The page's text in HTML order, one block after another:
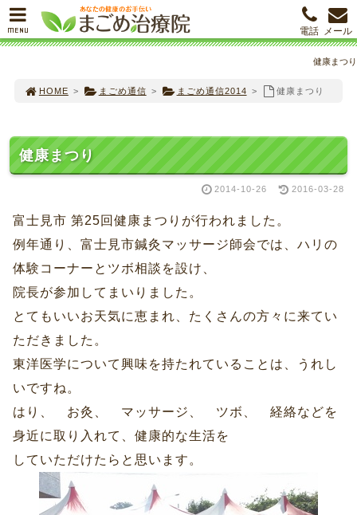
健康まつり
HOME > まごめ通信 > まごめ通信2014 > 健康まつり
健康まつり
2014-10-26 2016-03-28
富士見市 第25回健康まつりが行われました。
例年通り、富士見市鍼灸マッサージ師会では、ハリの
体験コーナーとツボ相談を設け、
院長が参加してまいりました。
とてもいいお天気に恵まれ、たくさんの方々に来てい
ただきました。
東洋医学について興味を持たれていることは、うれし
いですね。
はり、 お灸、 マッサージ、 ツボ、 経絡などを
身近に取り入れて、健康的な生活を
していただけたらと思います。
MENU メール
電話